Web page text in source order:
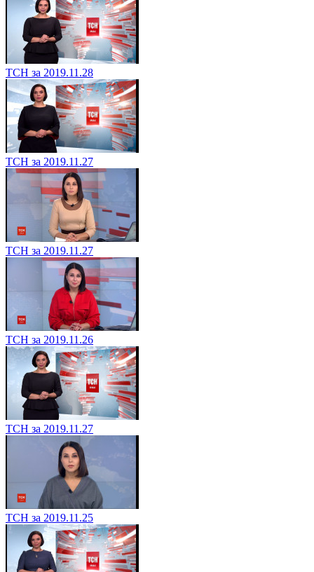
ТСН за 2019.11.28
ТСН за 2019.11.27
ТСН за 2019.11.27
ТСН за 2019.11.26
ТСН за 2019.11.27
ТСН за 2019.11.25